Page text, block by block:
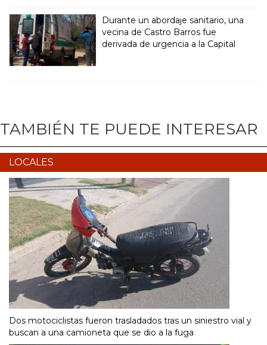
Durante un abordaje sanitario, una
vecina de Castro Barros fue
derivada de urgencia a la Capital
TAMBIÉN TE PUEDE INTERESAR
LOCALES
Dos motociclistas fueron trasladados tras un siniestro vial y
buscan a una camioneta que se dio a la fuga